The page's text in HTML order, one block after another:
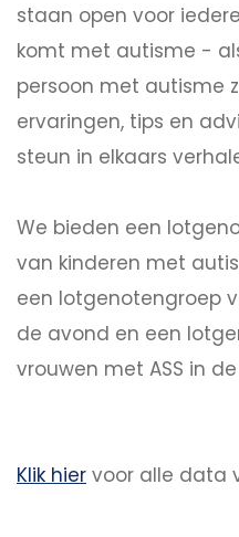
staan open voor
komt met autisme -
persoon met autisme
ervaringen, tips en
steun in elkaars
We bieden een
van kinderen met
een lotgenotengroep
de avond en een
vrouwen met ASS in
Klik hier voor alle data